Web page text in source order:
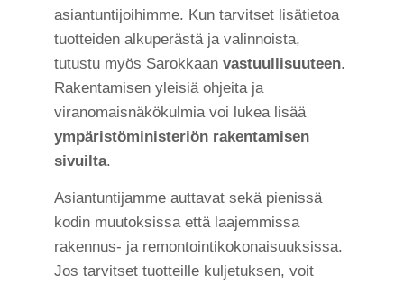
asiantuntijoihimme. Kun tarvitset lisätietoa
tuotteiden alkuperästä ja valinnoista,
tutustu myös Sarokkaan vastuullisuuteen.
Rakentamisen yleisiä ohjeita ja
viranomaisnäkökulmia voi lukea lisää
ympäristöministeriön rakentamisen
sivuilta.
Asiantuntijamme auttavat sekä pienissä
kodin muutoksissa että laajemmissa
rakennus- ja remontointikokonaisuuksissa.
Jos tarvitset tuotteille kuljetuksen, voit